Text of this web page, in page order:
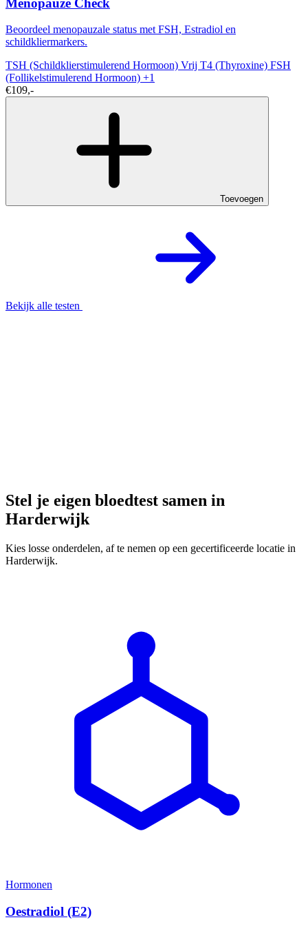
Beoordeel menopauzale status met FSH, Estradiol en
schildkliermarkers.
TSH (Schildklierstimulerend Hormoon) Vrij T4 (Thyroxine) FSH
(Follikelstimulerend Hormoon) +1
€109,-
Toevoegen
Bekijk alle testen
Stel je eigen bloedtest samen in
Harderwijk
Kies losse onderdelen, af te nemen op een gecertificeerde locatie in
Harderwijk.
Hormonen
Oestradiol (E2)